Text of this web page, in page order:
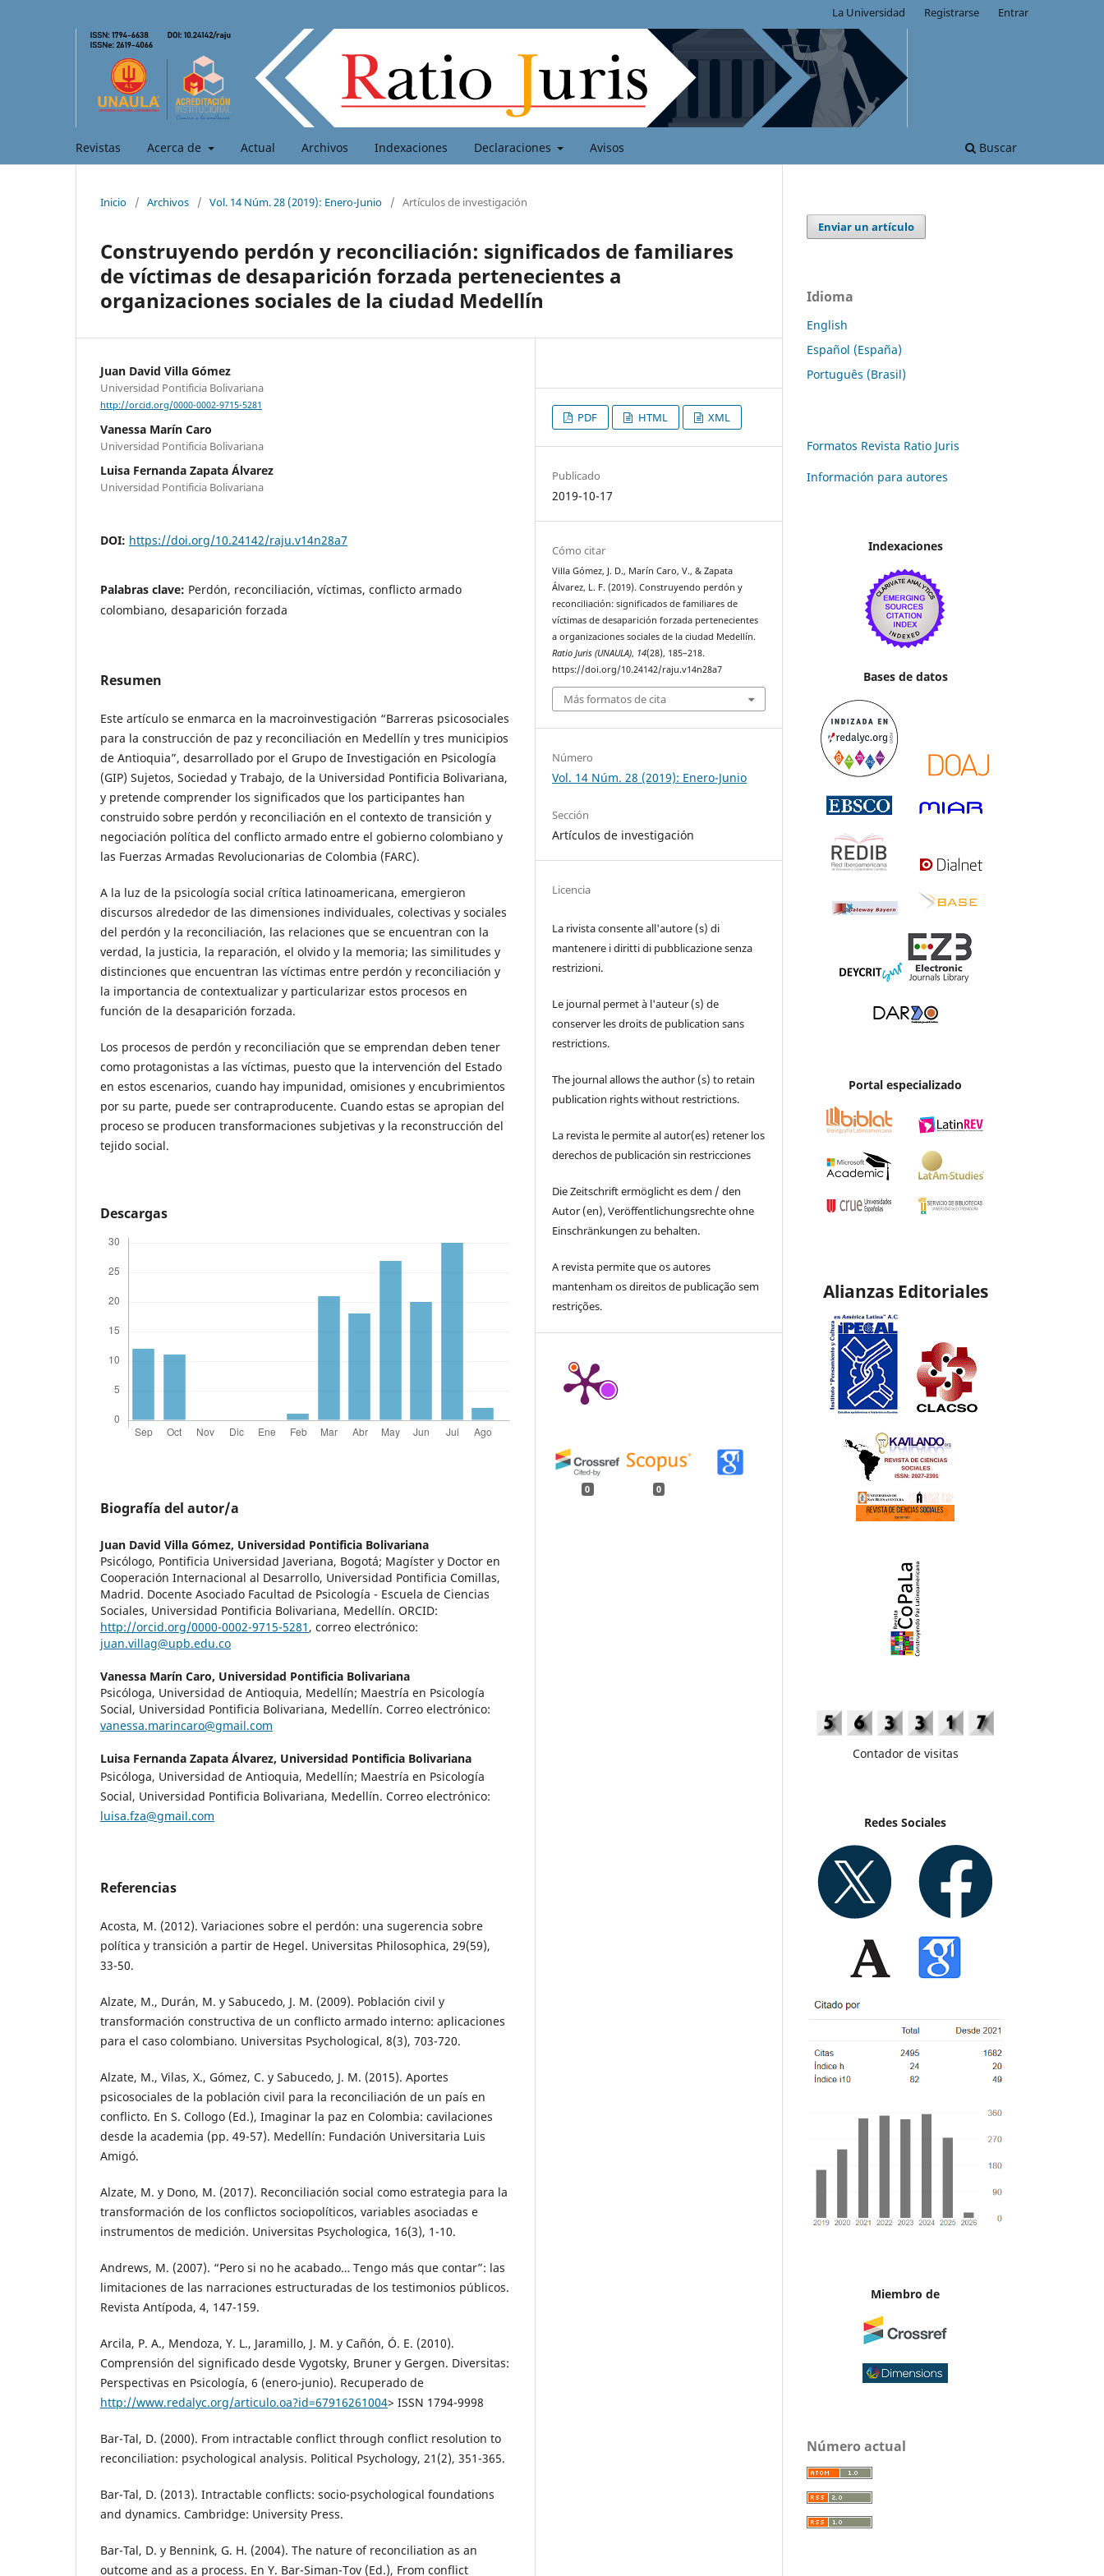
Revistas Acerca de Actual Archivos Indexaciones Declaraciones Avisos Buscar
La Universidad Registrarse Entrar
Inicio / Archivos / Vol. 14 Núm. 28 (2019): Enero-Junio / Artículos de investigación
Construyendo perdón y reconciliación: significados de familiares
de víctimas de desaparición forzada pertenecientes a
organizaciones sociales de la ciudad Medellín
Juan David Villa Gómez
Universidad Pontificia Bolivariana
http://orcid.org/0000-0002-9715-5281
Vanessa Marín Caro
Universidad Pontificia Bolivariana
Luisa Fernanda Zapata Álvarez
Universidad Pontificia Bolivariana
DOI: https://doi.org/10.24142/raju.v14n28a7
Palabras clave: Perdón, reconciliación, víctimas, conflicto armado
colombiano, desaparición forzada
Resumen
Este artículo se enmarca en la macroinvestigación “Barreras psicosociales
para la construcción de paz y reconciliación en Medellín y tres municipios
de Antioquia”, desarrollado por el Grupo de Investigación en Psicología
(GIP) Sujetos, Sociedad y Trabajo, de la Universidad Pontificia Bolivariana,
y pretende comprender los significados que los participantes han
construido sobre perdón y reconciliación en el contexto de transición y
negociación política del conflicto armado entre el gobierno colombiano y
las Fuerzas Armadas Revolucionarias de Colombia (FARC).
A la luz de la psicología social crítica latinoamericana, emergieron
discursos alrededor de las dimensiones individuales, colectivas y sociales
del perdón y la reconciliación, las relaciones que se encuentran con la
verdad, la justicia, la reparación, el olvido y la memoria; las similitudes y
distinciones que encuentran las víctimas entre perdón y reconciliación y
la importancia de contextualizar y particularizar estos procesos en
función de la desaparición forzada.
Los procesos de perdón y reconciliación que se emprendan deben tener
como protagonistas a las víctimas, puesto que la intervención del Estado
en estos escenarios, cuando hay impunidad, omisiones y encubrimientos
por su parte, puede ser contraproducente. Cuando estas se apropian del
proceso se producen transformaciones subjetivas y la reconstrucción del
tejido social.
Descargas
Biografía del autor/a
Juan David Villa Gómez, Universidad Pontificia Bolivariana
Psicólogo, Pontificia Universidad Javeriana, Bogotá; Magíster y Doctor en
Cooperación Internacional al Desarrollo, Universidad Pontificia Comillas,
Madrid. Docente Asociado Facultad de Psicología - Escuela de Ciencias
Sociales, Universidad Pontificia Bolivariana, Medellín. ORCID:
http://orcid.org/0000-0002-9715-5281 , correo electrónico:
juan.villag@upb.edu.co
Vanessa Marín Caro, Universidad Pontificia Bolivariana
Psicóloga, Universidad de Antioquia, Medellín; Maestría en Psicología
Social, Universidad Pontificia Bolivariana, Medellín. Correo electrónico:
vanessa.marincaro@gmail.com
Luisa Fernanda Zapata Álvarez, Universidad Pontificia Bolivariana
Psicóloga, Universidad de Antioquia, Medellín; Maestría en Psicología
Social, Universidad Pontificia Bolivariana, Medellín. Correo electrónico:
luisa.fza@gmail.com
Referencias
Acosta, M. (2012). Variaciones sobre el perdón: una sugerencia sobre
política y transición a partir de Hegel. Universitas Philosophica, 29(59),
33-50.
Alzate, M., Durán, M. y Sabucedo, J. M. (2009). Población civil y
transformación constructiva de un conflicto armado interno: aplicaciones
para el caso colombiano. Universitas Psychological, 8(3), 703-720.
Alzate, M., Vilas, X., Gómez, C. y Sabucedo, J. M. (2015). Aportes
psicosociales de la población civil para la reconciliación de un país en
conflicto. En S. Collogo (Ed.), Imaginar la paz en Colombia: cavilaciones
desde la academia (pp. 49-57). Medellín: Fundación Universitaria Luis
Amigó.
Alzate, M. y Dono, M. (2017). Reconciliación social como estrategia para la
transformación de los conflictos sociopolíticos, variables asociadas e
instrumentos de medición. Universitas Psychologica, 16(3), 1-10.
Andrews, M. (2007). “Pero si no he acabado… Tengo más que contar”: las
limitaciones de las narraciones estructuradas de los testimonios públicos.
Revista Antípoda, 4, 147-159.
Arcila, P. A., Mendoza, Y. L., Jaramillo, J. M. y Cañón, Ó. E. (2010).
Comprensión del significado desde Vygotsky, Bruner y Gergen. Diversitas:
Perspectivas en Psicología, 6 (enero-junio). Recuperado de
http://www.redalyc.org/articulo.oa?id=67916261004> ISSN 1794-9998
Bar-Tal, D. (2000). From intractable conflict through conflict resolution to
reconciliation: psychological analysis. Political Psychology, 21(2), 351-365.
Bar-Tal, D. (2013). Intractable conflicts: socio-psychological foundations
and dynamics. Cambridge: University Press.
Bar-Tal, D. y Bennink, G. H. (2004). The nature of reconciliation as an
outcome and as a process. En Y. Bar-Siman-Tov (Ed.), From conflict
PDF HTML XML
Publicado
2019-10-17
Cómo citar
Villa Gómez, J. D., Marín Caro, V., & Zapata
Álvarez, L. F. (2019). Construyendo perdón y
reconciliación: significados de familiares de
víctimas de desaparición forzada pertenecientes
a organizaciones sociales de la ciudad Medellín.
Ratio Juris (UNAULA), 14(28), 185–218.
https://doi.org/10.24142/raju.v14n28a7
Más formatos de cita
Número
Vol. 14 Núm. 28 (2019): Enero-Junio
Sección
Artículos de investigación
Licencia
La rivista consente all'autore (s) di
mantenere i diritti di pubblicazione senza
restrizioni.
Le journal permet à l'auteur (s) de
conserver les droits de publication sans
restrictions.
The journal allows the author (s) to retain
publication rights without restrictions.
La revista le permite al autor(es) retener los
derechos de publicación sin restricciones
Die Zeitschrift ermöglicht es dem / den
Autor (en), Veröffentlichungsrechte ohne
Einschränkungen zu behalten.
A revista permite que os autores
mantenham os direitos de publicação sem
restrições.
0 0
Enviar un artículo
Idioma
English
Español (España)
Português (Brasil)
Formatos Revista Ratio Juris
Información para autores
Indexaciones
Bases de datos
Portal especializado
Alianzas Editoriales
Contador de visitas
Redes Sociales
Miembro de
Número actual